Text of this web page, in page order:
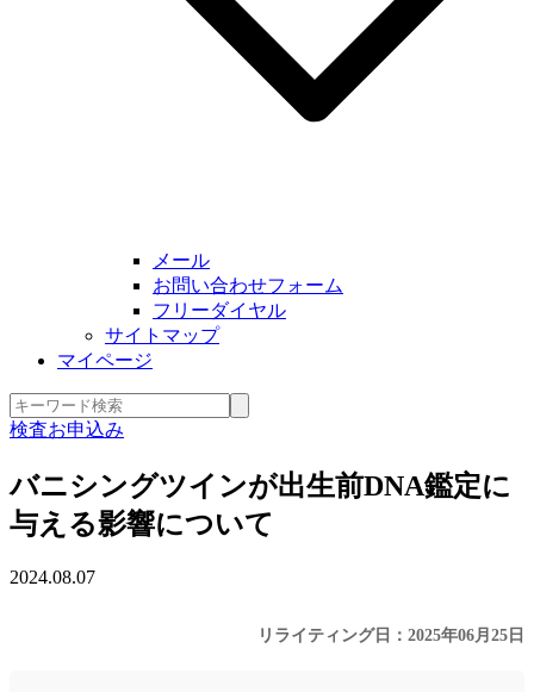
メール
お問い合わせフォーム
フリーダイヤル
サイトマップ
マイページ
検査お申込み
バニシングツインが出生前DNA鑑定に
与える影響について
2024.08.07
リライティング日：2025年06月25日